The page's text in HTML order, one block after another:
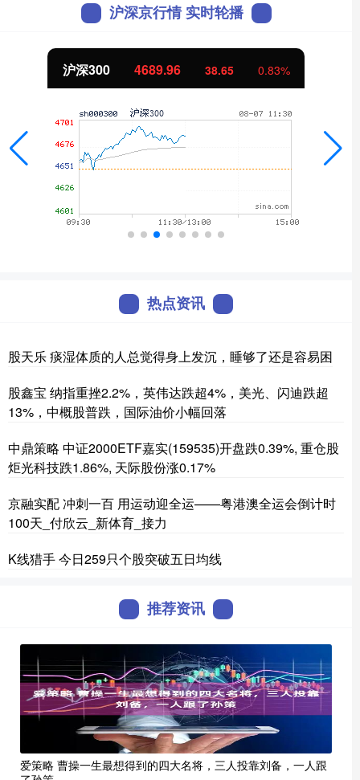
沪深京行情 实时轮播
沪深300 4689.96 38.65 0.83%
热点资讯
股天乐 痰湿体质的人总觉得身上发沉，睡够了还是容易困
股鑫宝 纳指重挫2.2%，英伟达跌超4%，美光、闪迪跌超
13%，中概股普跌，国际油价小幅回落
中鼎策略 中证2000ETF嘉实(159535)开盘跌0.39%, 重仓股
炬光科技跌1.86%, 天际股份涨0.17%
京融实配 冲刺一百 用运动迎全运——粤港澳全运会倒计时
100天_付欣云_新体育_接力
K线猎手 今日259只个股突破五日均线
推荐资讯
爱策略 曹操一生最想得到的四大名将，三人投靠刘备，一人跟